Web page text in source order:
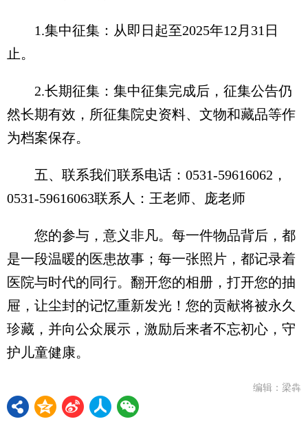
1.集中征集：从即日起至2025年12月31日
止。
2.长期征集：集中征集完成后，征集公告仍
然长期有效，所征集院史资料、文物和藏品等作
为档案保存。
五、联系我们联系电话：0531-59616062，
0531-59616063联系人：王老师、庞老师
您的参与，意义非凡。每一件物品背后，都
是一段温暖的医患故事；每一张照片，都记录着
医院与时代的同行。翻开您的相册，打开您的抽
屉，让尘封的记忆重新发光！您的贡献将被永久
珍藏，并向公众展示，激励后来者不忘初心，守
护儿童健康。
编辑：梁犇